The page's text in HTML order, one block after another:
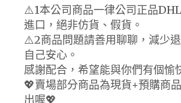
⚠️1本公司商品一律公司正品
進口，絕非仿貨、假貨。
⚠️2商品問題請善用聊聊，減少
自己安心。
感謝配合，希望能與你們有個愉
💖賣場部分商品為現貨+預購商
出喔💖